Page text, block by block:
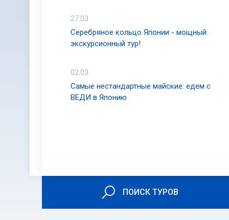
27.03
Серебряное кольцо Японии - мощный
экскурсионный тур!
02.03
Самые нестандартные майские: едем с
ВЕДИ в Японию
ПОИСК ТУРОВ